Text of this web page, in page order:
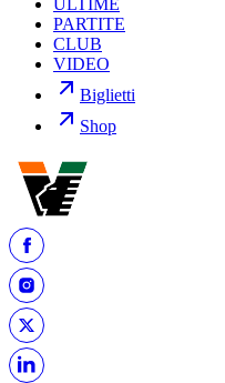
PARTITE
CLUB
VIDEO
Biglietti
Shop